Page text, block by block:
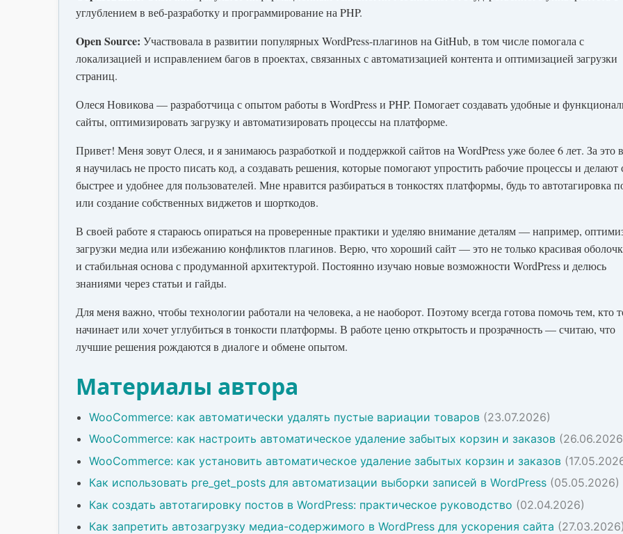
углублением в веб-разработку и программирование на PHP.
Open Source: Участвовала в развитии популярных WordPress-плагинов на GitHub, в том числе помогала с
локализацией и исправлением багов в проектах, связанных с автоматизацией контента и оптимизацией загрузки
страниц.
Олеся Новикова — разработчица с опытом работы в WordPress и PHP. Помогает создавать удобные и
сайты, оптимизировать загрузку и автоматизировать процессы на платформе.
Привет! Меня зовут Олеся, и я занимаюсь разработкой и поддержкой сайтов на WordPress уже более 6 лет. За это
я научилась не просто писать код, а создавать решения, которые помогают упростить рабочие процессы и делают
быстрее и удобнее для пользователей. Мне нравится разбираться в тонкостях платформы, будь то автотагировка
или создание собственных виджетов и шорткодов.
В своей работе я стараюсь опираться на проверенные практики и уделяю внимание деталям — например,
загрузки медиа или избежанию конфликтов плагинов. Верю, что хороший сайт — это не только красивая
и стабильная основа с продуманной архитектурой. Постоянно изучаю новые возможности WordPress и делюсь
знаниями через статьи и гайды.
Для меня важно, чтобы технологии работали на человека, а не наоборот. Поэтому всегда готова помочь тем, кто
начинает или хочет углубиться в тонкости платформы. В работе ценю открытость и прозрачность — считаю, что
лучшие решения рождаются в диалоге и обмене опытом.
Материалы автора
WooCommerce: как автоматически удалять пустые вариации товаров (23.07.2026)
WooCommerce: как настроить автоматическое удаление забытых корзин и заказов
WooCommerce: как установить автоматическое удаление забытых корзин и заказов
Как использовать pre_get_posts для автоматизации выборки записей в WordPress (05.05.2026)
Как создать автотагировку постов в WordPress: практическое руководство (02.04.2026)
Как запретить автозагрузку медиа-содержимого в WordPress для ускорения сайта (27.03.2026)